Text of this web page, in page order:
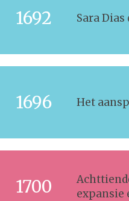
1692 Sara Dias
1696 Het
1700
expansie